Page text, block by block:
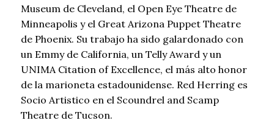
Museum de Cleveland, el Open Eye Theatre de
Minneapolis y el Great Arizona Puppet Theatre
de Phoenix. Su trabajo ha sido galardonado con
un Emmy de California, un Telly Award y un
UNIMA Citation of Excellence, el más alto honor
de la marioneta estadounidense. Red Herring es
Socio Artistico en el Scoundrel and Scamp
Theatre de Tucson.